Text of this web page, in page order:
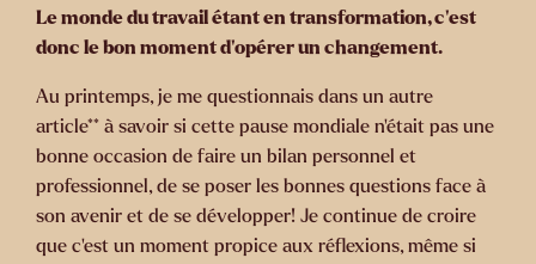
Le monde du travail étant en transformation, c’est
donc le bon moment d’opérer un changement.
Au printemps, je me questionnais dans un autre
article** à savoir si cette pause mondiale n’était pas une
bonne occasion de faire un bilan personnel et
professionnel, de se poser les bonnes questions face à
son avenir et de se développer! Je continue de croire
que c’est un moment propice aux réflexions, même si